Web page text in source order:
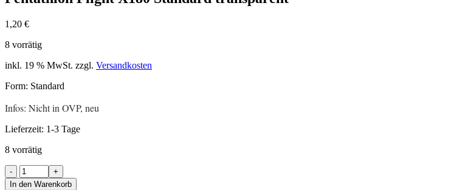
1,20 €
8 vorrätig
inkl. 19 % MwSt. zzgl. Versandkosten
Form: Standard
Infos: Nicht in OVP, neu
Lieferzeit: 1-3 Tage
8 vorrätig
Pentathlon
Flight
In den Warenkorb